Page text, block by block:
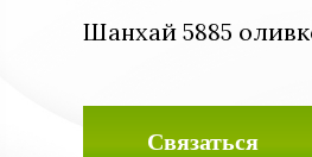
Шанхай 5885
Связаться